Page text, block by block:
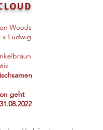
Woods
x Ludwig
geht